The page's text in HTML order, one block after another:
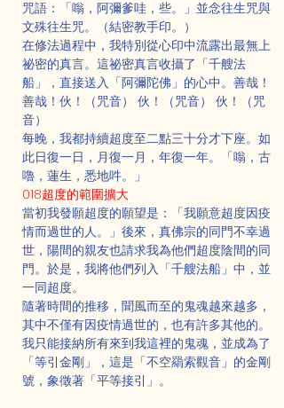
咒語：「嗡，阿彌爹哇，些。」並念往生咒與
文殊往生咒。（結密教手印。）
在修法過程中，我特別從心印中流露出最無上
祕密的真言。這祕密真言收攝了「千艘法
船」，直接送入「阿彌陀佛」的心中。善哉！
善哉！伙！（咒音） 伙！（咒音） 伙！（咒
音）
每晚，我都持續超度至二點三十分才下座。如
此日復一日，月復一月，年復一年。「嗡，古
嚕，蓮生，悉地吽。」
018超度的範圍擴大
當初我發願超度的願望是：「我願意超度因疫
情而過世的人。」後來，真佛宗的同門不幸過
世，陽間的親友也請求我為他們超度陰間的同
門。於是，我將他們列入「千艘法船」中，並
一同超度。
隨著時間的推移，聞風而至的鬼魂越來越多，
其中不僅有因疫情過世的，也有許多其他的。
我只能接納所有來到我這裡的鬼魂，並成為了
「等引金剛」，這是「不空羂索觀音」的金剛
號，象徵著「平等接引」。